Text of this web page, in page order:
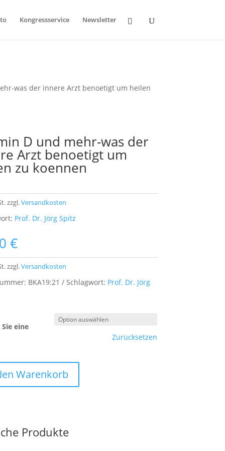
Kongressservice Newsletter
was der innere Arzt benoetigt um heilen
D und mehr-was der
Arzt benoetigt um
zu koennen
zzgl.Versandkosten
Prof. Dr. Jörg Spitz
€
zzgl.Versandkosten
BKA19:21 Schlagwort: Prof. Dr. Jörg
eine
Zurücksetzen
Warenkorb
Produkte